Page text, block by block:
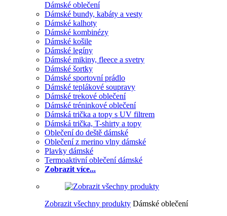
Dámské oblečení
Dámské bundy, kabáty a vesty
Dámské kalhoty
Dámské kombinézy
Dámské košile
Dámské legíny
Dámské mikiny, fleece a svetry
Dámské šortky
Dámské sportovní prádlo
Dámské teplákové soupravy
Dámské trekové oblečení
Dámské tréninkové oblečení
Dámská trička a topy s UV filtrem
Dámská trička, T-shirty a topy
Oblečení do deště dámské
Oblečení z merino vlny dámské
Plavky dámské
Termoaktivní oblečení dámské
Zobrazit více...
Zobrazit všechny produkty Dámské oblečení